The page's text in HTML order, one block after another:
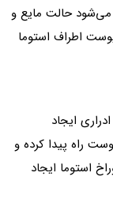
می‌شود حالت مایع و
اطراف استوما
ایجاد
راه پیدا کرده و
استوما ایجاد